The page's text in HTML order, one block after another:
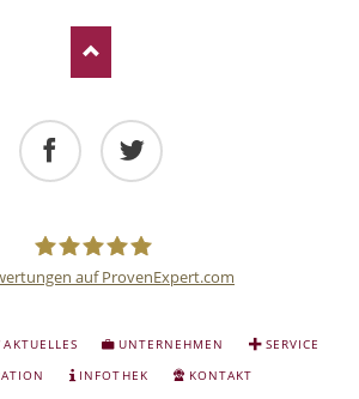
Anlage
auf ProvenExpert.com
AKTUELLES UNTERNEHMEN
SERVICE
INFOTHEK KONTAKT